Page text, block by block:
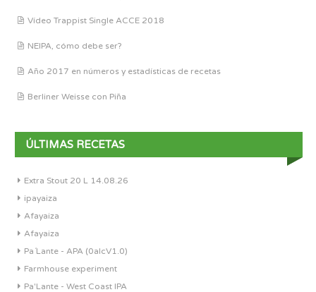
Vídeo Trappist Single ACCE 2018
NEIPA, cómo debe ser?
Año 2017 en números y estadísticas de recetas
Berliner Weisse con Piña
ÚLTIMAS RECETAS
Extra Stout 20 L 14.08.26
ipayaiza
Afayaiza
Afayaiza
Pa´Lante - APA (0alcV1.0)
Farmhouse experiment
Pa'Lante - West Coast IPA